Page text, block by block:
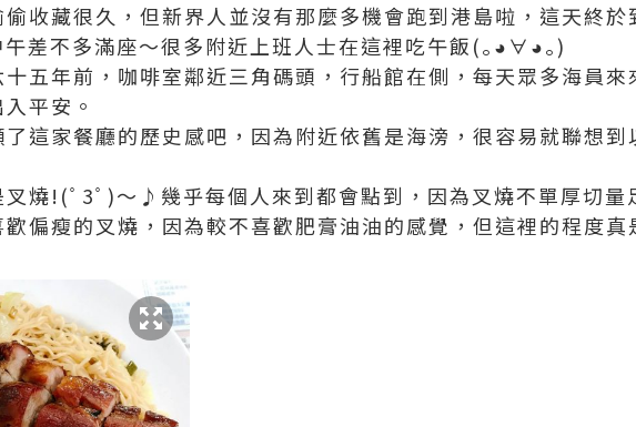
收藏很久，但新界人並沒有那麼多機會跑到港島啦，這天終於
差不多滿座～很多附近上班人士在這裡吃午飯(｡◕∀◕｡)
十五年前，咖啡室鄰近三角碼頭，行船館在側，每天眾多海員來
平安。
這家餐廳的歷史感吧，因為附近依舊是海滂，很容易就聯想到
叉燒!(ﾟ3ﾟ)～♪幾乎每個人來到都會點到，因為叉燒不單厚切量
偏瘦的叉燒，因為較不喜歡肥膏油油的感覺，但這裡的程度真